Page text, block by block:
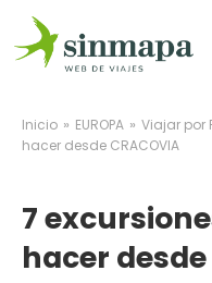
Inicio » EUROPA » Viajar por
hacer desde CRACOVIA
7
hacer desde